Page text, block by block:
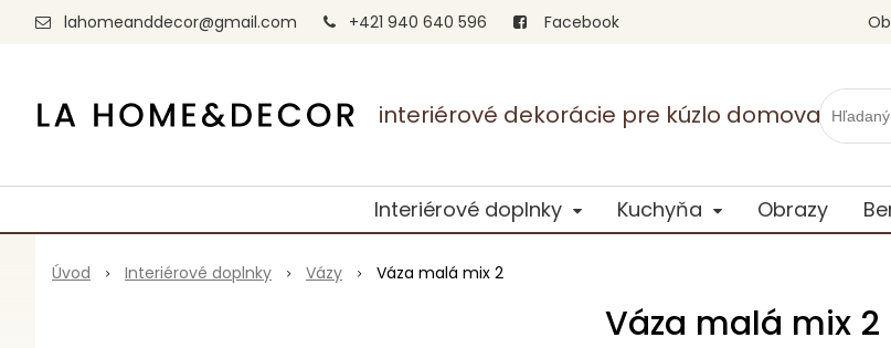
interiérové dekorácie pre kúzlo domova
lahomeanddecor@gmail.com +421 940 640 596 Facebook
Interiérové doplnky Kuchyňa Obrazy
Úvod Interiérové doplnky Vázy Váza malá mix 2
Váza malá mix 2